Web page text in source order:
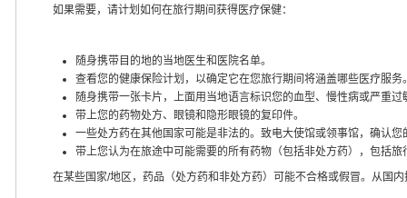
如果需要，请计划如何在旅行期间获得医疗保健：
随身携带目的地的当地医生和医院名单。
查看您的健康保险计划，以确定它在您旅行期间将涵盖哪些医疗服
随身携带一张卡片，上面用当地语言标识您的血型、慢性病或严重
带上您的药物处方、眼镜和隐形眼镜的复印件。
一些处方药在其他国家可能是非法的。致电大使馆或领事馆，确认
带上您认为在旅途中可能需要的所有药物（包括非处方药），包括
在某些国家/地区，药品（处方药和非处方药）可能不合格或假冒。从国